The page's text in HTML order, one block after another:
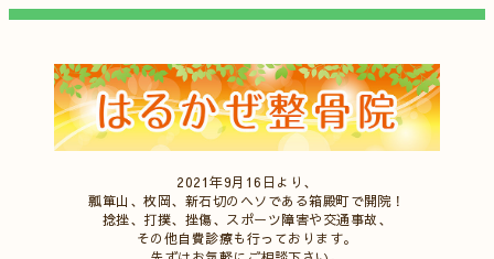
2021年9月16日より、
瓢箪山、枚岡、新石切のヘソである箱殿町で開院！
捻挫、打撲、挫傷、スポーツ障害や交通事故、
その他自費診療も行っております。